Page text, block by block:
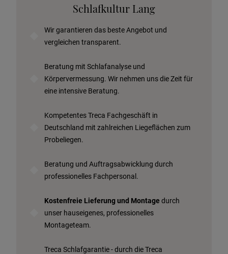
Angebot anfordern
Probeschlafen im Hotel
Schlafkultur Lang
Wir garantieren das beste Angebot und
vergleichen transparent.
Beratung mit Schlafanalyse und
Körpervermessung. Wir nehmen uns die Zeit für
eine intensive Beratung.
Kompetentes Treca Fachgeschäft in
Deutschland mit zahlreichen Liegeflächen zum
Probeliegen.
Beratung und Auftragsabwicklung durch
professionelles Fachpersonal.
Kostenfreie Lieferung und Montage durch
unser hauseigenes, professionelles
Montageteam.
Treca Schlafgarantie - durch die Treca